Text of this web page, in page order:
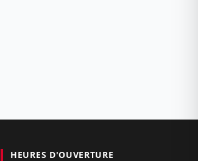
HEURES D'OUVERTURE